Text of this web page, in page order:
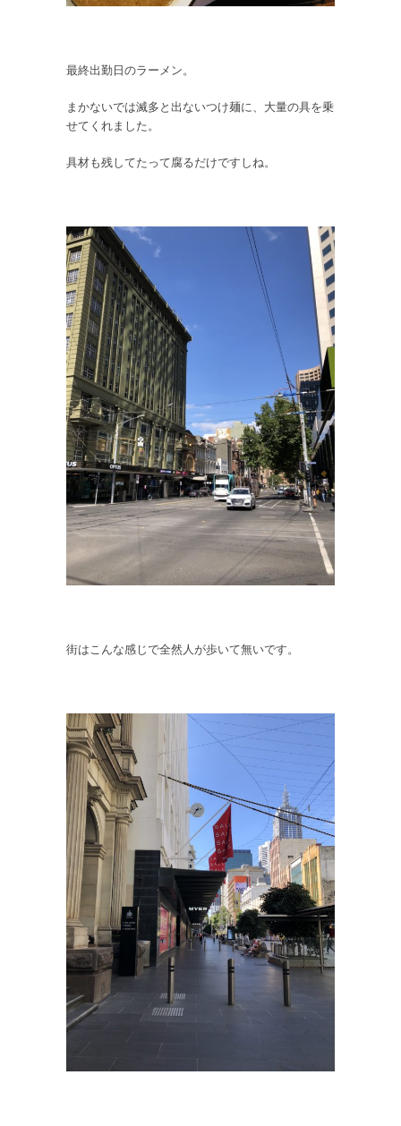
最終出勤日のラーメン。
まかないでは滅多と出ないつけ麺に、大量の具を乗
せてくれました。
具材も残してたって腐るだけですしね。
街はこんな感じで全然人が歩いて無いです。